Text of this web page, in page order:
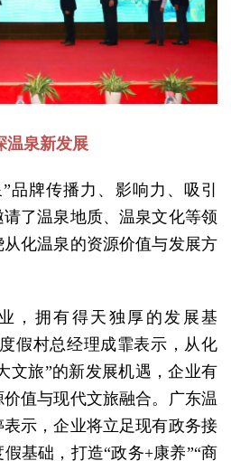
温泉新发展
品牌传播力、影响力、吸引
了温泉地质、温泉文化等领
化温泉的资源价值与发展方
，拥有得天独厚的发展基
假村总经理成霏表示，从化
文旅”的新发展机遇，企业有
值与现代文旅融合。广东温
示，企业将立足现有政务接
基础，打造“政务+康养”“商